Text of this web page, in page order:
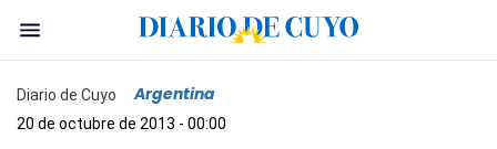
Diario de Cuyo Argentina
20 de octubre de 2013 - 00:00